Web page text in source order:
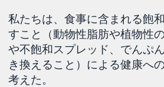
私たちは、食事に含まれる飽
すこと（動物性脂肪や植物性
や不飽和スプレッド、でんぷ
き換えること）による健康へ
考えた。